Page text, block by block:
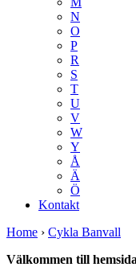
N
O
P
R
S
T
U
V
W
Y
Å
Ä
Ö
Kontakt
Home › Cykla Banvall
Välkommen till